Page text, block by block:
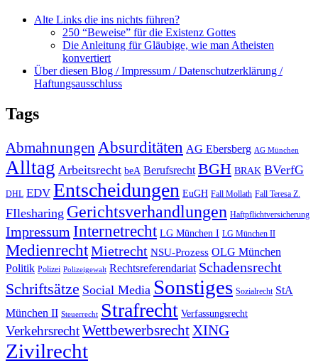
Alte Links die ins nichts führen?
250 “Beweise” für die Existenz Gottes
Die Anleitung für Gläubige, wie man Atheisten
konvertiert
Über diesen Blog / Impressum / Datenschutzerklärung /
Haftungsausschluss
Tags
Abmahnungen Absurditäten AG Ebersberg AG München
Alltag Arbeitsrecht beA Berufsrecht BGH BRAK BVerfG
DHL EDV Entscheidungen EuGH Fall Mollath Fall Teresa Z.
FIlesharing Gerichtsverhandlungen Haftpflichtversicherung
Impressum Internetrecht LG München I LG München II
MedienrechtMietrecht NSU-Prozess OLG München
Politik Polizei Polizeigewalt Rechtsreferendariat Schadensrecht
Schriftsätze Social Media Sonstiges Sozialrecht StA
München II Steuerrecht Strafrecht Verfassungsrecht
VerkehrsrechtWettbewerbsrechtXING
Zivilrecht